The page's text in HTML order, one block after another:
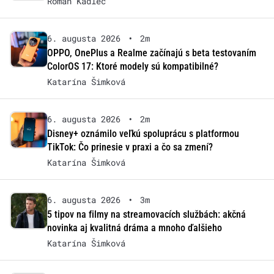
6. augusta 2026 •
2m
OPPO, OnePlus a Realme začínajú s beta testovaním
ColorOS 17: Ktoré modely sú kompatibilné?
Katarína Šimková
6. augusta 2026 •
2m
Disney+ oznámilo veľkú spoluprácu s platformou
TikTok: Čo prinesie v praxi a čo sa zmení?
Katarína Šimková
6. augusta 2026 •
3m
5 tipov na filmy na streamovacích službách: akčná
novinka aj kvalitná dráma a mnoho ďalšieho
Katarína Šimková